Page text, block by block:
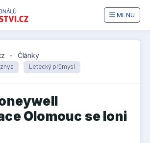
MENU
- Články
Letecký průmysl
Olomouc se loni